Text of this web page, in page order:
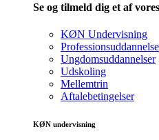
Se og tilmeld dig et af
KØN Undervisning
Ungdomsuddannelser
Udskoling
Mellemtrin
Aftalebetingelser
KØN undervisning